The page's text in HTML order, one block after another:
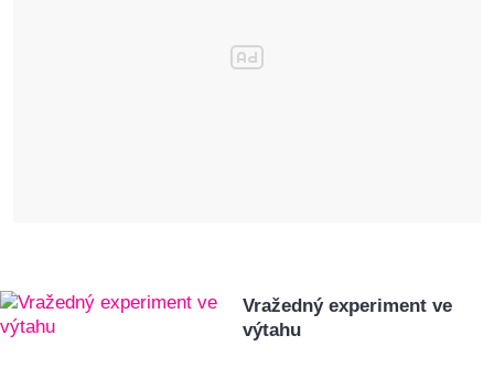
Vražedný experiment ve
výtahu